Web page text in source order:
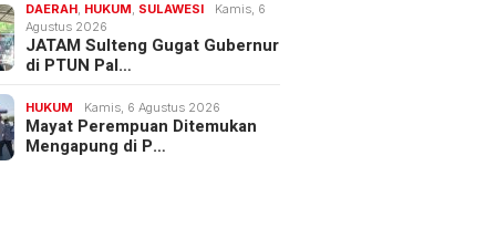
DAERAH, HUKUM, SULAWESI
Kamis, 6
Agustus 2026
JATAM Sulteng Gugat Gubernur
di PTUN Pal…
HUKUM Kamis, 6 Agustus 2026
Mayat Perempuan Ditemukan
Mengapung di P…